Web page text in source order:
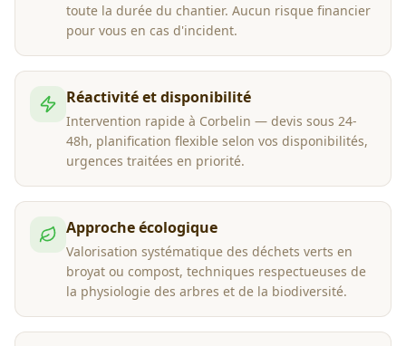
toute la durée du chantier. Aucun risque financier
pour vous en cas d'incident.
Réactivité et disponibilité
Intervention rapide à Corbelin — devis sous 24-
48h, planification flexible selon vos disponibilités,
urgences traitées en priorité.
Approche écologique
Valorisation systématique des déchets verts en
broyat ou compost, techniques respectueuses de
la physiologie des arbres et de la biodiversité.